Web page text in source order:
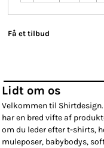
Få et tilbud
Lidt om os
Velkommen til
har en bred vifte af
om du leder efter t-shirts,
muleposer, babybodys,